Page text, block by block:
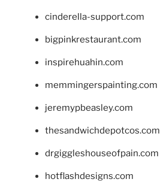
cinderella-support.com
bigpinkrestaurant.com
inspirehuahin.com
memmingerspainting.com
jeremypbeasley.com
thesandwichdepotcos.com
drgiggleshouseofpain.com
hotflashdesigns.com